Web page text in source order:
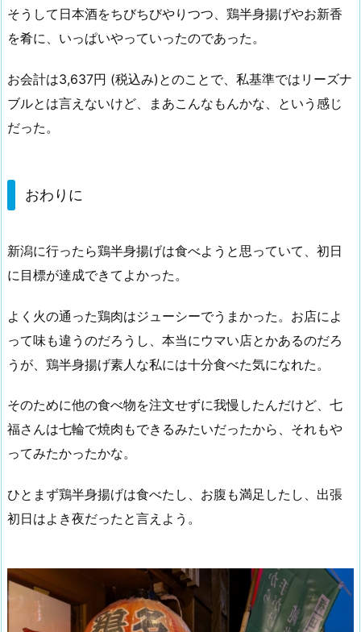
そうして日本酒をちびちびやりつつ、鶏半身揚げやお新香
を肴に、いっぱいやっていったのであった。
お会計は3,637円 (税込み)とのことで、私基準ではリーズナ
ブルとは言えないけど、まあこんなもんかな、という感じ
だった。
おわりに
新潟に行ったら鶏半身揚げは食べようと思っていて、初日
に目標が達成できてよかった。
よく火の通った鶏肉はジューシーでうまかった。お店によ
って味も違うのだろうし、本当にウマい店とかあるのだろ
うが、鶏半身揚げ素人な私には十分食べた気になれた。
そのために他の食べ物を注文せずに我慢したんだけど、七
福さんは七輪で焼肉もできるみたいだったから、それもや
ってみたかったかな。
ひとまず鶏半身揚げは食べたし、お腹も満足したし、出張
初日はよき夜だったと言えよう。